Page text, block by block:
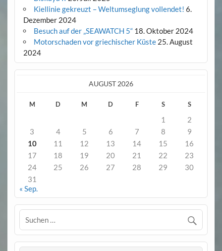
Kiellinie gekreuzt – Weltumseglung vollendet! 6.
Dezember 2024
Besuch auf der „SEAWATCH 5“ 18. Oktober 2024
Motorschaden vor griechischer Küste 25. August
2024
AUGUST 2026
M D M D F S S
1
2
3
4 5 6 7 8
9
10
11 12 13 14 15
16
17
18 19 20 21 22
23
24
25 26 27 28 29
30
31
« Sep.